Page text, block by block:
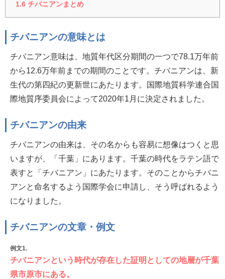
1.6 チバニアンまとめ
チバニアンの意味とは
チバニアン意味は、地質年代区分期間の一つで78.1万年前
から12.6万年前までの期間のことです。チバニアンは、新
生代の第四紀の更新世にあたります。国際地質科学連合国
際地質序委員会によって2020年1月に決定されました。
チバニアンの由来
チバニアンの由来は、その名からも容易に想像はつくと思
いますが、「千葉」にあります。千葉の時代をラテン語で
表すと「チバニアン」にあたります。そのことからチバニ
アンと命名するよう国際学会に申請し、そう呼ばれるよう
になりました。
チバニアンの文章・例文
例文1.
チバニアンという時代が存在した証明としての地層が千葉
県市原市にある。